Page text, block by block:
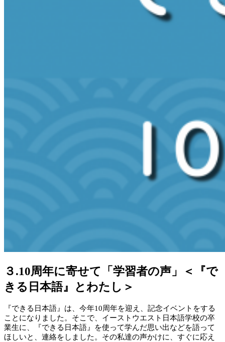
３.10周年に寄せて「学習者の声」＜『で
きる日本語』とわたし＞
『できる日本語』は、今年10周年を迎え、記念イベントをする
ことになりました。そこで、イーストウエスト日本語学校の卒
業生に、『できる日本語』を使って学んだ思い出などを語って
ほしいと、連絡をしました。その私達の声かけに、すぐに応え